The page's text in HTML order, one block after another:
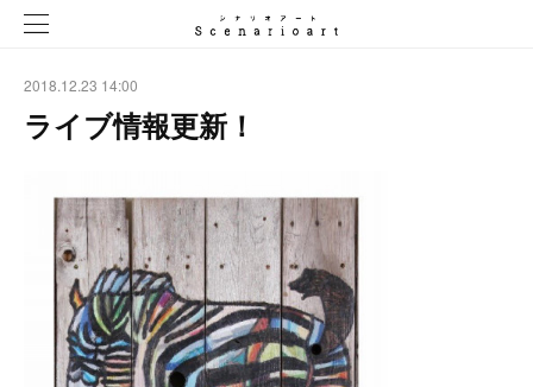
2018.12.23 14:00
ライブ情報更新！